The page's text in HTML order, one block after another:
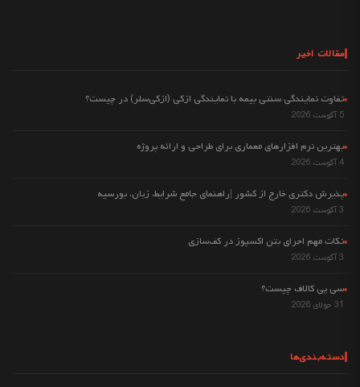
مقالات اخیر
تفاوت نمایندگی سنتی بیمه با نمایندگی ازکی (ازکی‌سلر) در چیست؟
5 آگوست 2026
بهترین نرم افزارهای معماری برای طراحی و ارائه پروژه
4 آگوست 2026
پذیرش دکتری خارج از کشور |راهنمای جامع شرایط، زبان، بورسیه
3 آگوست 2026
نکات مهم اجرای بتن اکسپوز در کف‌سازی
3 آگوست 2026
سی پی کالاف چیست؟
31 جولای 2026
دسته‌بندی‌ها